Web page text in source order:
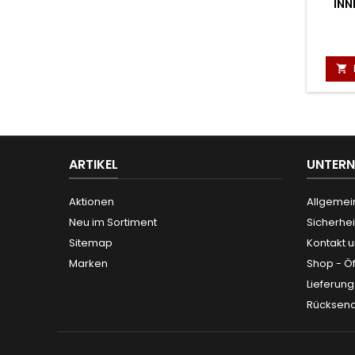

ARTIKEL
Aktionen
Neu im Sortiment
Sitemap
Marken
Kontakt
Shop -